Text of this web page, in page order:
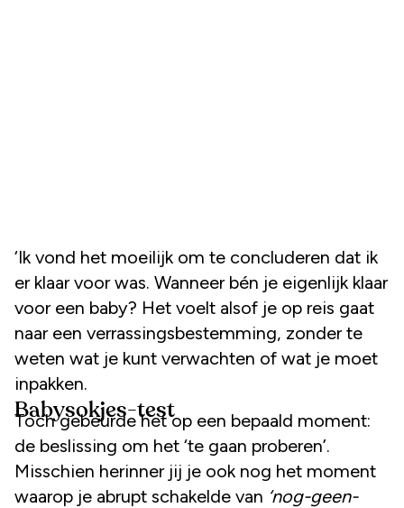
‘Ik vond het moeilijk om te concluderen dat ik
er klaar voor was. Wanneer bén je eigenlijk klaar
voor een baby? Het voelt alsof je op reis gaat
naar een verrassingsbestemming, zonder te
weten wat je kunt verwachten of wat je moet
inpakken.
Babysokjes-test
Toch gebeurde het op een bepaald moment:
de beslissing om het ‘te gaan proberen’.
Misschien herinner jij je ook nog het moment
waarop je abrupt schakelde van ‘nog-geen-